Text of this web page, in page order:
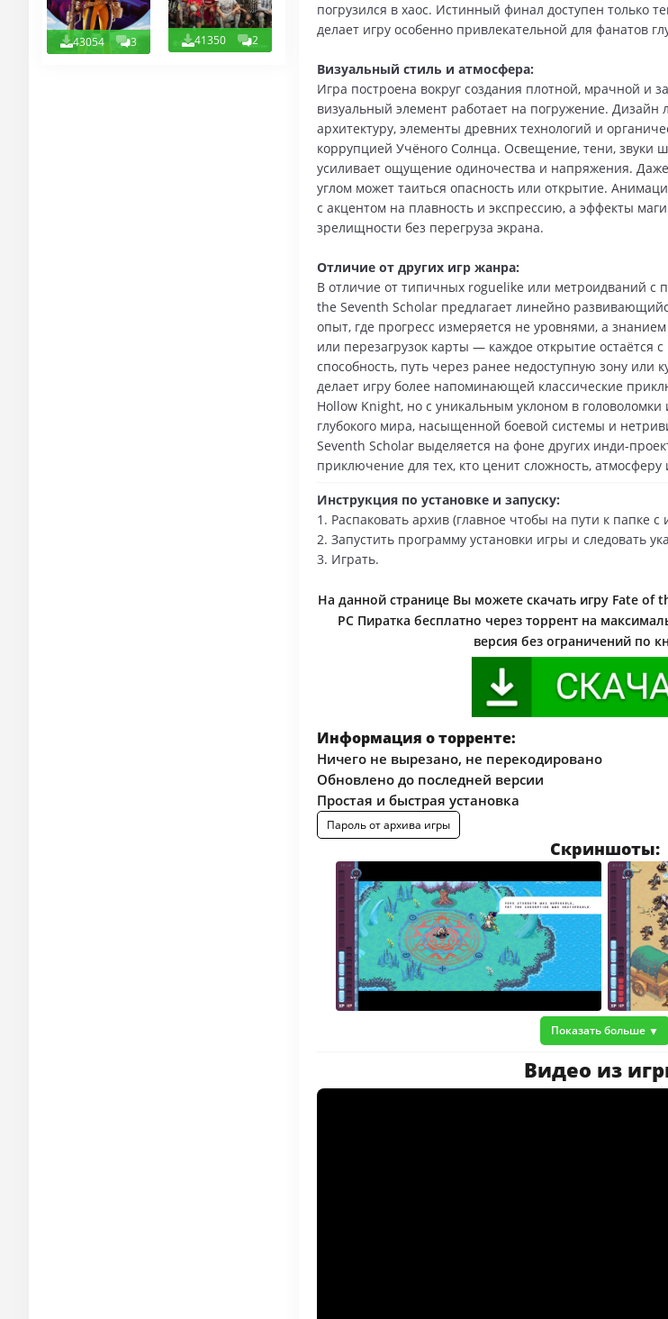
43054 3 41350 2
погрузился в хаос. Истинный финал доступен только
делает игру особенно привлекательной для фанатов
Визуальный стиль и атмосфера:
Игра построена вокруг создания плотной, мрачной и
визуальный элемент работает на погружение. Дизайн
архитектуру, элементы древних технологий и
коррупцией Учёного Солнца. Освещение, тени, звуки
усиливает ощущение одиночества и напряжения. Даже
углом может таиться опасность или открытие.
с акцентом на плавность и экспрессию, а эффекты
зрелищности без перегруза экрана.
Отличие от других игр жанра:
В отличие от типичных roguelike или метроидваний с
the Seventh Scholar предлагает линейно
опыт, где прогресс измеряется не уровнями, а
или перезагрузок карты — каждое открытие остаётся
способность, путь через ранее недоступную зону или
делает игру более напоминающей классические
Hollow Knight, но с уникальным уклоном в
глубокого мира, насыщенной боевой системы и
Seventh Scholar выделяется на фоне других инди-
приключение для тех, кто ценит сложность,
Инструкция по установке и запуску:
1. Распаковать архив (главное чтобы на пути к папке
2. Запустить программу установки игры и следовать
3. Играть.
На данной странице Вы можете скачать игру Fate of
PC Пиратка бесплатно через торрент на
версия без ограничений по
Информация о торренте:
Ничего не вырезано, не перекодировано
Обновлено до последней версии
Простая и быстрая установка
Пароль от архива игры
Скриншоты:
Показать больше
Видео из